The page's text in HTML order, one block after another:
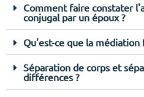
Comment faire constater
conjugal par un époux ?
Qu'est-ce que la médiation
Séparation de corps et
différences ?